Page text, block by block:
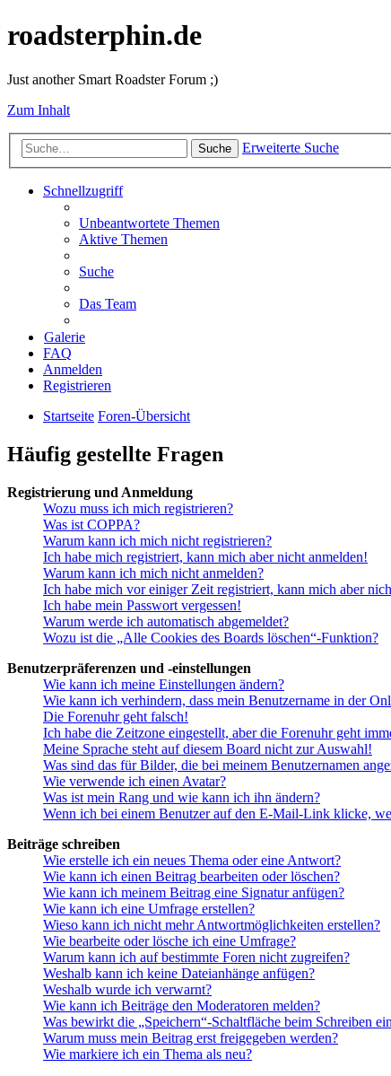
roadsterphin.de
Just another Smart Roadster Forum ;)
Zum Inhalt
Suche Erweiterte Suche
Schnellzugriff
Unbeantwortete Themen
Aktive Themen
Suche
Das Team
Galerie
FAQ
Anmelden
Registrieren
Startseite Foren-Übersicht
Häufig gestellte Fragen
Registrierung und Anmeldung
Wozu muss ich mich registrieren?
Was ist COPPA?
Warum kann ich mich nicht registrieren?
Ich habe mich registriert, kann mich aber nicht anmelden!
Warum kann ich mich nicht anmelden?
Ich habe mich vor einiger Zeit registriert, kann mich aber
Ich habe mein Passwort vergessen!
Warum werde ich automatisch abgemeldet?
Wozu ist die „Alle Cookies des Boards löschen“-Funktion?
Benutzerpräferenzen und -einstellungen
Wie kann ich meine Einstellungen ändern?
Wie kann ich verhindern, dass mein Benutzername in der
Die Forenuhr geht falsch!
Ich habe die Zeitzone eingestellt, aber die Forenuhr geht
Meine Sprache steht auf diesem Board nicht zur Auswahl!
Was sind das für Bilder, die bei meinem Benutzernamen
Wie verwende ich einen Avatar?
Was ist mein Rang und wie kann ich ihn ändern?
Wenn ich bei einem Benutzer auf den E-Mail-Link klicke,
Beiträge schreiben
Wie erstelle ich ein neues Thema oder eine Antwort?
Wie kann ich einen Beitrag bearbeiten oder löschen?
Wie kann ich meinem Beitrag eine Signatur anfügen?
Wie kann ich eine Umfrage erstellen?
Wieso kann ich nicht mehr Antwortmöglichkeiten erstellen?
Wie bearbeite oder lösche ich eine Umfrage?
Warum kann ich auf bestimmte Foren nicht zugreifen?
Weshalb kann ich keine Dateianhänge anfügen?
Weshalb wurde ich verwarnt?
Wie kann ich Beiträge den Moderatoren melden?
Was bewirkt die „Speichern“-Schaltfläche beim Schreiben
Warum muss mein Beitrag erst freigegeben werden?
Wie markiere ich ein Thema als neu?